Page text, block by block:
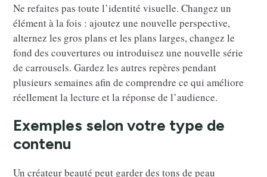
Ne refaites pas toute l’identité visuelle. Changez un
élément à la fois : ajoutez une nouvelle perspective,
alternez les gros plans et les plans larges, changez le
fond des couvertures ou introduisez une nouvelle série
de carrousels. Gardez les autres repères pendant
plusieurs semaines afin de comprendre ce qui améliore
réellement la lecture et la réponse de l’audience.
Exemples selon votre type de
contenu
Un créateur beauté peut garder des tons de peau